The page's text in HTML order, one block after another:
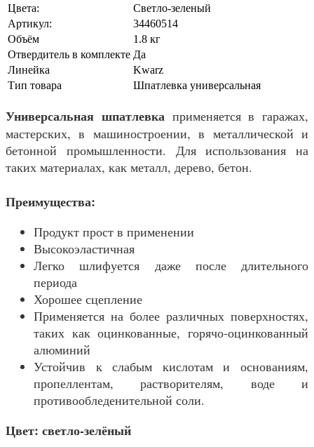
Цвета:
Светло-зеленый
Артикул:
34460514
Объём
1.8 кг
Отвердитель в комплекте Да
Линейка
Kwarz
Тип товара
Шпатлевка универсальная
Универсальная шпатлевкаприменяется в гаражах,
мастерских, в машиностроении, в металлической и
бетонной промышленности. Для использования на
таких материалах, как металл, дерево, бетон.
Преимущества:
Продукт прост в применении
Высокоэластичная
Легко шлифуется даже после длительного
периода
Хорошее сцепление
Применяется на более различных поверхностях,
таких как оцинкованные, горячо-оцинкованный
алюминий
Устойчив к слабым кислотам и основаниям,
пропеллентам, растворителям, воде и
противообледенительной соли.
Цвет: светло-зелёный